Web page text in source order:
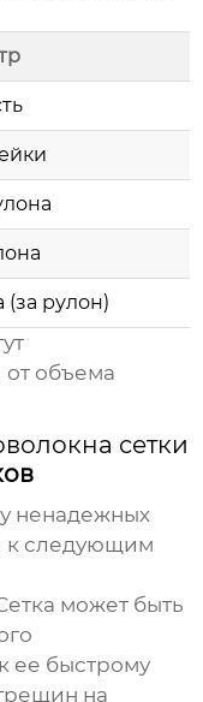
рулон)
от объема
сетки
у ненадежных
к следующим
может быть
ее быстрому
на